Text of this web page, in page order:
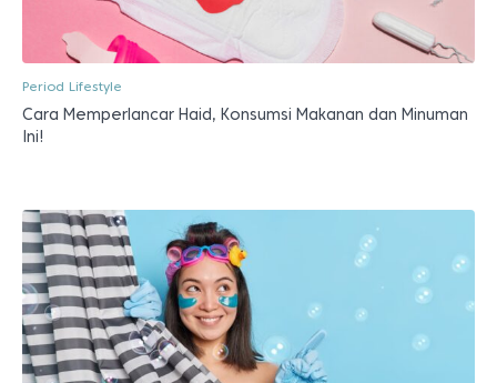
Period Lifestyle
Cara Memperlancar Haid, Konsumsi Makanan dan Minuman
Ini!